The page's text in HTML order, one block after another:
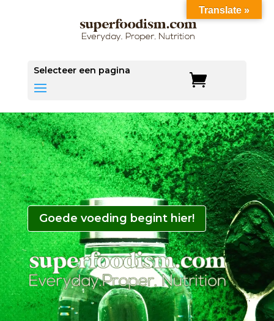
Selecteer een pagina
Goede voeding begint hier!
Superfoods zijn voedingsmiddelen boordevol
Translate »